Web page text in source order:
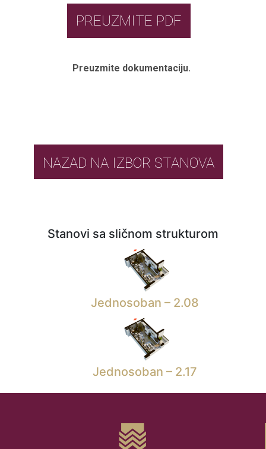
PREUZMITE PDF
Preuzmite dokumentaciju.
NAZAD NA IZBOR STANOVA
Stanovi sa sličnom strukturom
Jednosoban – 2.08
Jednosoban – 2.17